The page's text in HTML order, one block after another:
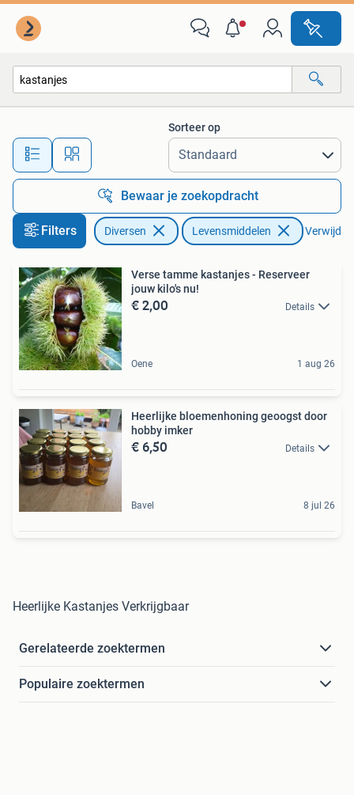
Alle afstanden…
Sorteer op
Bewaar je zoekopdracht
Filters Diversen Levensmiddelen Verwijder
Verse tamme kastanjes - Reserveer
jouw kilo's nu!
€ 2,00 Details
Oene 1 aug 26
Heerlijke bloemenhoning geoogst door
hobby imker
€ 6,50 Details
Bavel 8 jul 26
Heerlijke Kastanjes Verkrijgbaar
Gerelateerde zoektermen
Populaire zoektermen